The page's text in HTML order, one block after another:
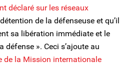
déclaré sur les réseaux
de la défenseuse et qu’il
sa libération immédiate et le
défense ». Ceci s’ajoute au
de la Mission internationale